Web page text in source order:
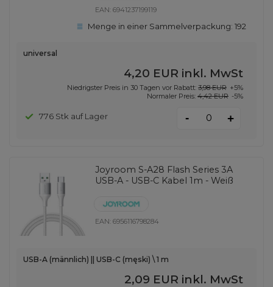
EAN:6941237199119
Menge in einer Sammelverpackung:192
universal
4,20 EUR inkl. MwSt
Niedrigster Preis in 30 Tagen vor Rabatt: 3,98 EUR +5%
Normaler Preis: 4,42 EUR -5%
776 Stk auf Lager - +
Joyroom S-A28 Flash Series 3A
USB-A - USB-C Kabel 1m - Weiß
EAN:6956116798284
USB-A (männlich) || USB-C (męski) \ 1 m
2,09 EUR inkl. MwSt